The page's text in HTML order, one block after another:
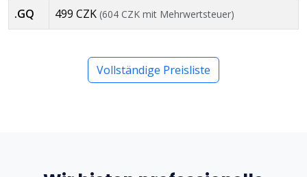
.GQ 499 CZK (604 CZK mit Mehrwertsteuer)
Vollständige Preisliste